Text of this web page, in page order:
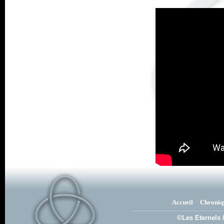
Accueil
©Les Eternels